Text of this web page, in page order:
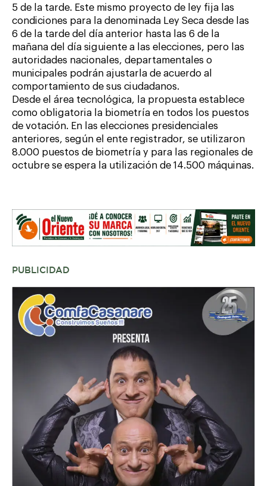
5 de la tarde. Este mismo proyecto de ley fija las
condiciones para la denominada Ley Seca desde las
6 de la tarde del día anterior hasta las 6 de la
mañana del día siguiente a las elecciones, pero las
autoridades nacionales, departamentales o
municipales podrán ajustarla de acuerdo al
comportamiento de sus ciudadanos.
Desde el área tecnológica, la propuesta establece
como obligatoria la biometría en todos los puestos
de votación. En las elecciones presidenciales
anteriores, según el ente registrador, se utilizaron
8.000 puestos de biometría y para las regionales de
octubre se espera la utilización de 14.500 máquinas.
PUBLICIDAD